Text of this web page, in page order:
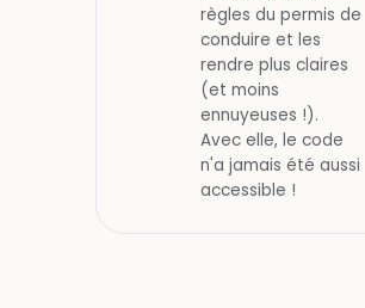
règles du permis de
conduire et les
rendre plus claires
(et moins
ennuyeuses !).
Avec elle, le code
n'a jamais été aussi
accessible !